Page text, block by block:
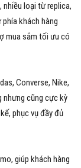
nhiều loại từ replica,
khách hàng
mua sắm tối ưu có
Converse, Nike,
nhưng cũng cực kỳ
phục vụ đầy đủ
giúp khách hàng